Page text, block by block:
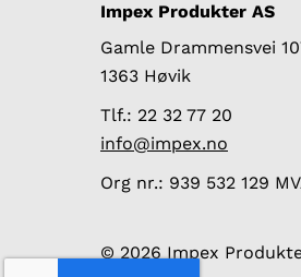
Impex Produkter AS
Gamle Drammensvei
1363 Høvik
Tlf.: 22 32 77 20
info@impex.no
Org nr.: 939 532 129
© 2026 Impex